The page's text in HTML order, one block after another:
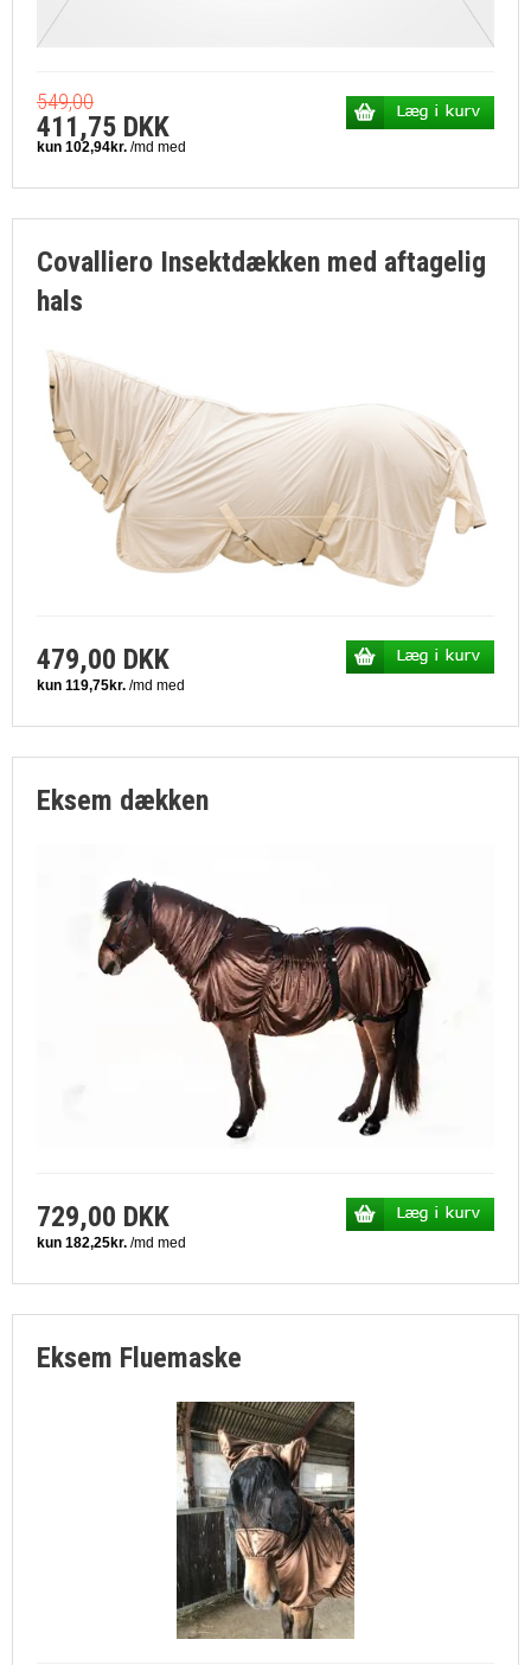
549,00
411,75 DKK
Covalliero Insektdækken med aftagelig
hals
479,00 DKK
Eksem dækken
729,00 DKK
Eksem Fluemaske